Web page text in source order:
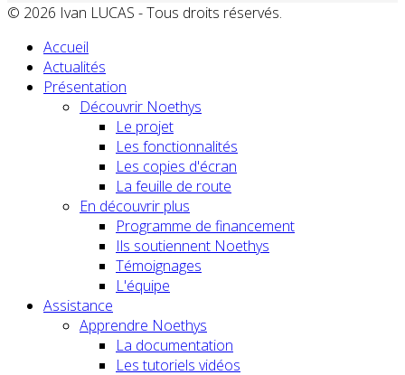
© 2026 Ivan LUCAS - Tous droits réservés.
Accueil
Actualités
Présentation
Découvrir Noethys
Le projet
Les fonctionnalités
Les copies d'écran
La feuille de route
En découvrir plus
Programme de financement
Ils soutiennent Noethys
Témoignages
L'équipe
Assistance
Apprendre Noethys
La documentation
Les tutoriels vidéos